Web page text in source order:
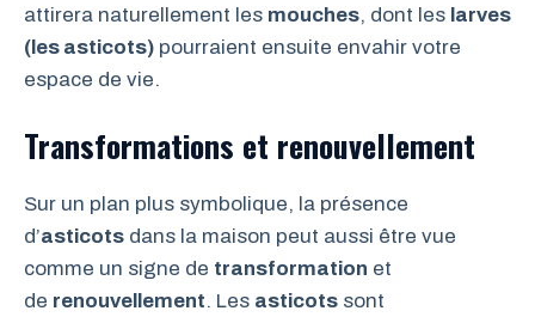
attirera naturellement les mouches, dont les larves
(les asticots) pourraient ensuite envahir votre
espace de vie.
Transformations et renouvellement
Sur un plan plus symbolique, la présence
d’asticots dans la maison peut aussi être vue
comme un signe de transformation et
de renouvellement. Les asticots sont